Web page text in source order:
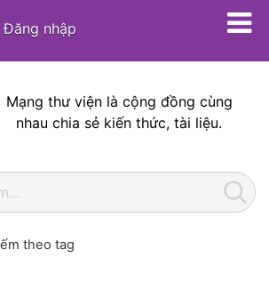
Đăng nhập
Mạng thư viện là cộng đồng cùng
nhau chia sẻ kiến thức, tài liệu.
theo tag